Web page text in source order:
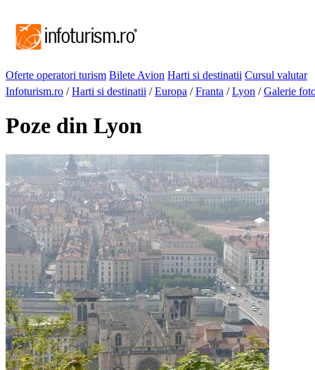
Oferte operatori turism Bilete Avion Harti si destinatii Cursul valutar
Infoturism.ro /Harti si destinatii /Europa /Franta /Lyon /Galerie
Poze din Lyon